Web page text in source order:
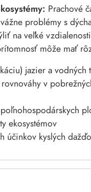
Prachové
problémy s
na veľké
môže mať
jazier a vodných
v
ekosystémov
účinkov kyslých